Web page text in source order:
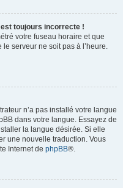
est toujours incorrecte !
votre fuseau horaire et que
le serveur ne soit pas à l’heure.
n’a pas installé votre langue
dans votre langue. Essayez de
la langue désirée. Si elle
une nouvelle traduction. Vous
Internet de phpBB®.